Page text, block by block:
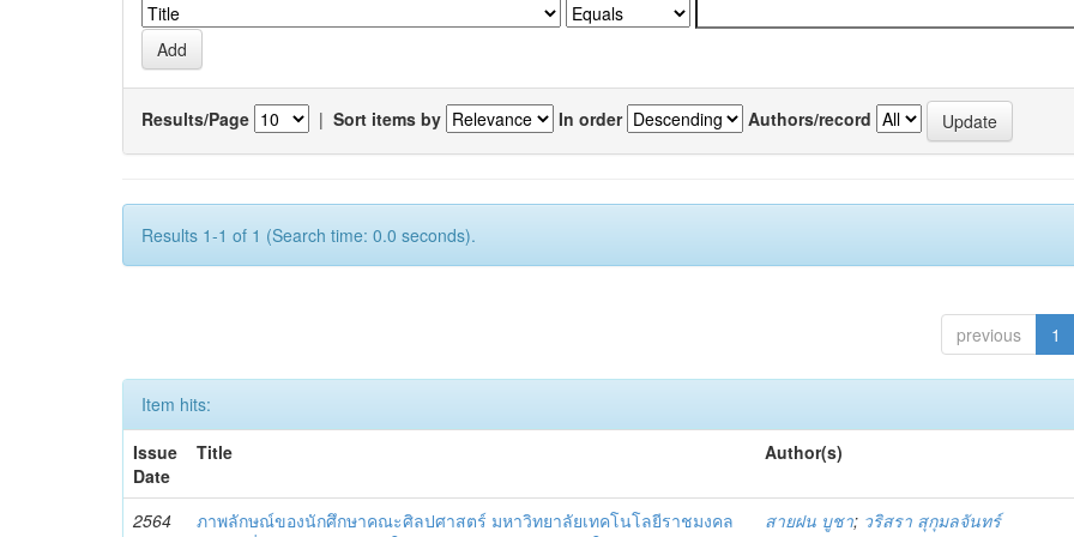
Results/Page | Sort items by In order Authors/record
Results 1-1 of 1 (Search time: 0.0 seconds).
previous 1
Item hits:
Issue
Date
Title Author(s)
2564
ภาพลักษณ์ของนักศึกษาคณะศิลปศาสตร์ มหาวิทยาลัยเทคโนโลยีราชมงคล
สายฝน บูชา; วริสรา สุกุมลจันทร์